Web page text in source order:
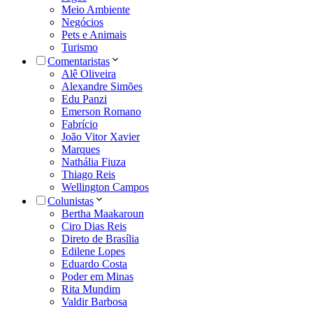
Meio Ambiente
Negócios
Pets e Animais
Turismo
Comentaristas
Alê Oliveira
Alexandre Simões
Edu Panzi
Emerson Romano
Fabrício
João Vitor Xavier
Marques
Nathália Fiuza
Thiago Reis
Wellington Campos
Colunistas
Bertha Maakaroun
Ciro Dias Reis
Direto de Brasília
Edilene Lopes
Eduardo Costa
Poder em Minas
Rita Mundim
Valdir Barbosa